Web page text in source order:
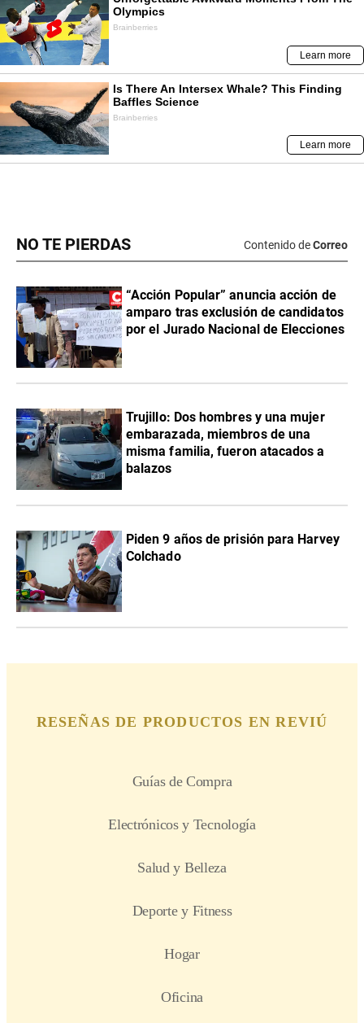
NO TE PIERDAS Contenido deCorreo
“Acción Popular” anuncia acción de
amparo tras exclusión de candidatos
por el Jurado Nacional de Elecciones
Trujillo: Dos hombres y una mujer
embarazada, miembros de una
misma familia, fueron atacados a
balazos
Piden 9 años de prisión para Harvey
Colchado